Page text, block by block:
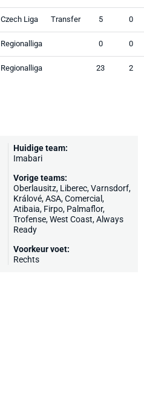
Czech Liga Transfer 5 0
Regionalliga 0 0
Regionalliga 23 2
Huidige team:
Imabari
Vorige teams:
Oberlausitz, Liberec, Varnsdorf,
Králové, ASA, Comercial,
Atibaia, Firpo, Palmaflor,
Trofense, West Coast, Always
Ready
Voorkeur voet:
Rechts